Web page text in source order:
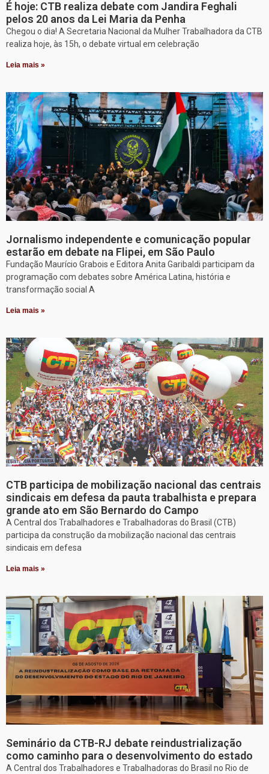
É hoje: CTB realiza debate com Jandira Feghali
pelos 20 anos da Lei Maria da Penha
Chegou o dia! A Secretaria Nacional da Mulher Trabalhadora da CTB
realiza hoje, às 15h, o debate virtual em celebração
Leia mais »
Jornalismo independente e comunicação popular
estarão em debate na Flipei, em São Paulo
Fundação Maurício Grabois e Editora Anita Garibaldi participam da
programação com debates sobre América Latina, história e
transformação social A
Leia mais »
CTB participa de mobilização nacional das centrais
sindicais em defesa da pauta trabalhista e prepara
grande ato em São Bernardo do Campo
A Central dos Trabalhadores e Trabalhadoras do Brasil (CTB)
participa da construção da mobilização nacional das centrais
sindicais em defesa
Leia mais »
Seminário da CTB-RJ debate reindustrialização
como caminho para o desenvolvimento do estado
A Central dos Trabalhadores e Trabalhadoras do Brasil no Rio de